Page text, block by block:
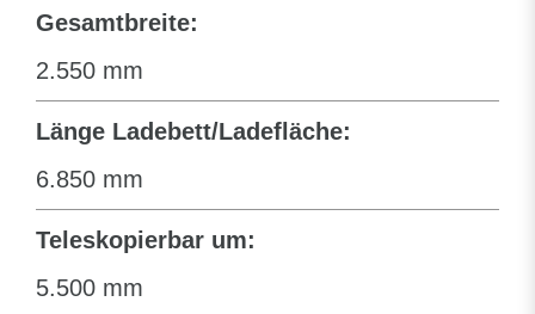
Gesamtbreite:
2.550 mm
Länge Ladebett/Ladefläche:
6.850 mm
Teleskopierbar um:
5.500 mm